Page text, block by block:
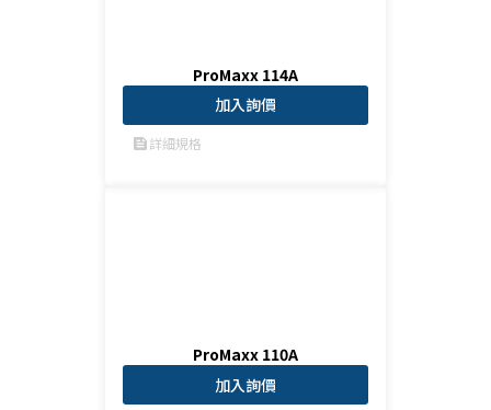
ProMaxx 114A
加入詢價
feed詳細規格
ProMaxx 110A
加入詢價